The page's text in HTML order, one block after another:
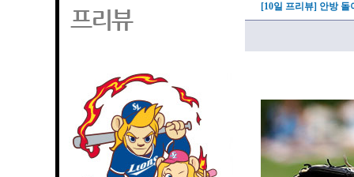
프리뷰 [10일 프리뷰] 안방